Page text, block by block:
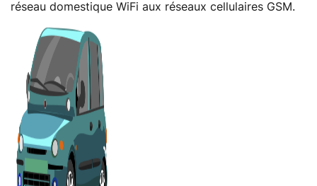
réseau domestique WiFi aux réseaux cellulaires GSM.